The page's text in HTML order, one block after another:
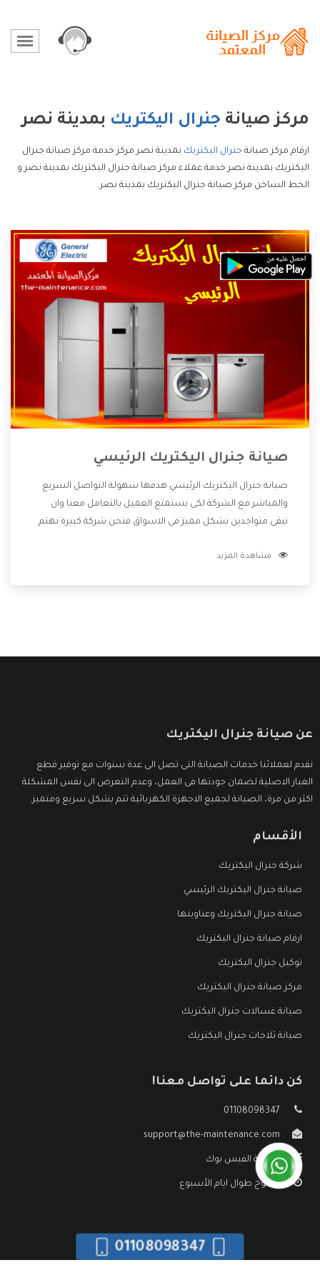
مركز صيانة جنرال اليكتريك بمدينة نصر
ارقام مركز صيانة جنرال اليكتريك بمدينة نصر مركز خدمة مركز صيانة جنرال
اليكتريك بمدينة نصر خدمة عملاء مركز صيانة جنرال اليكتريك بمدينة نصر و
الخط الساخن مركز صيانة جنرال اليكتريك بمدينة نصر.
صيانة جنرال اليكتريك الرئيسي
صيانة جنرال اليكتريك الرئيسي هدفها سهولة التواصل السريع
والمباشر مع الشركة لكى يستمتع العميل بالتعامل معنا وان
نبقى متواجدين بشكل مميز فى الاسواق فنحن شركة كبيرة نهتم
الشركة بها والتى تكون منها خدمة الصيانة التى تكون من أهم
مشاهدة المزيد
عن صيانة جنرال اليكتريك
نقدم لعملائنا خدمات الصيانة التى تصل الى عدة سنوات مع توفير قطع
الغيار الاصلية لضمان جودتها فى العمل، وعدم التعرض الى نفس المشكلة
اكثر من مرة، الصيانة لجميع الاجهزة الكهربائية تتم بشكل سريع ومتميز.
الأقسام
شركة جنرال اليكتريك
صيانة جنرال اليكتريك الرئيسي
صيانة جنرال اليكتريك وعناوينها
ارقام صيانة جنرال اليكتريك
توكيل جنرال اليكتريك
مركز صيانة جنرال اليكتريك
صيانة غسالات جنرال اليكتريك
صيانة ثلاجات جنرال اليكتريك
كن دائما على تواصل معنا!
01108098347
support@the-maintenance.com
صفحة الفيس بوك
مفتوح طوال ايام الأسبوع
01108098347